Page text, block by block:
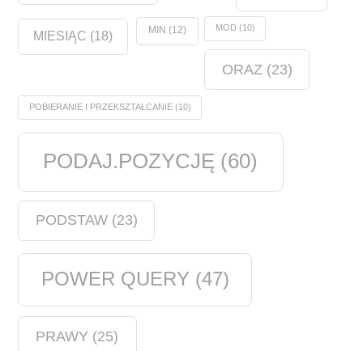
MIESIĄC (18) MIN (12) MOD(10)
ORAZ (23)
POBIERANIE I PRZEKSZTAŁCANIE(10)
PODAJ.POZYCJĘ (60)
PODSTAW(23)
POWER QUERY (47)
PRAWY (25)